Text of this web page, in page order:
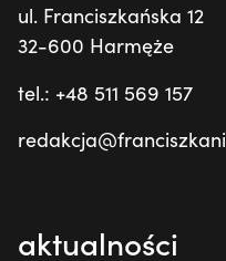
ul. Franciszkańska 12
32-600 Harmęże
tel.: +48 511 569 157
aktualności